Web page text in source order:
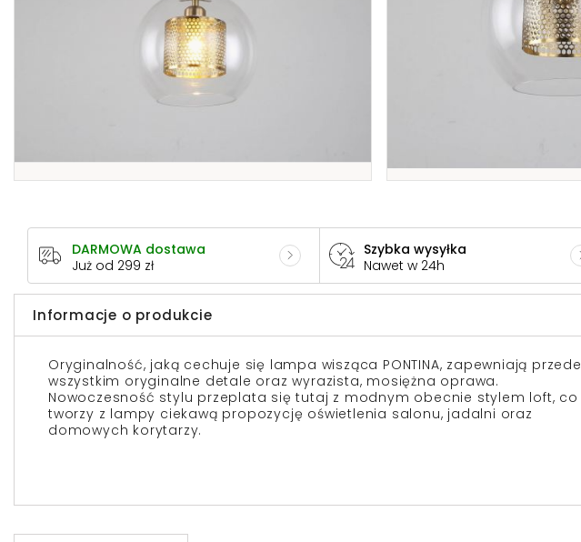
DARMOWA dostawa
Już od 299 zł
Szybka wysyłka
Nawet w 24h
Informacje o produkcie
Oryginalność, jaką cechuje się lampa wisząca PONTINA, zapewniają przede
wszystkim oryginalne detale oraz wyrazista, mosiężna oprawa.
Nowoczesność stylu przeplata się tutaj z modnym obecnie stylem loft, co
tworzy z lampy ciekawą propozycję oświetlenia salonu, jadalni oraz
domowych korytarzy.